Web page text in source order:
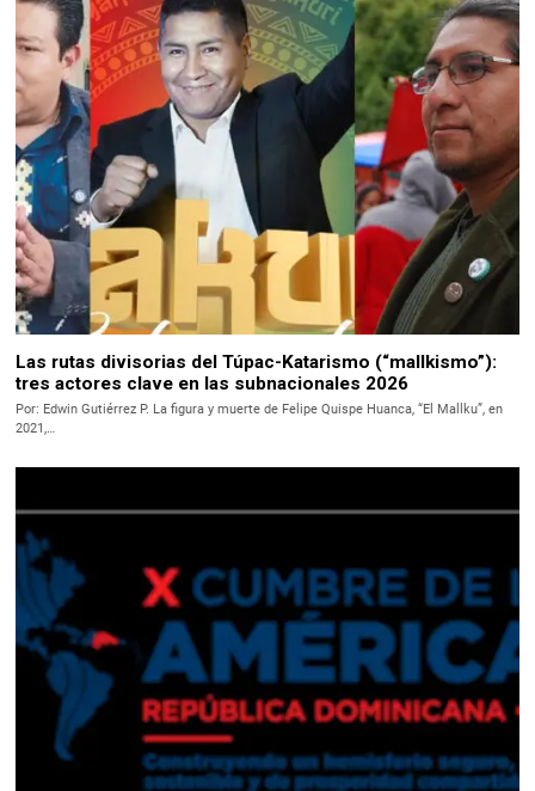
Las rutas divisorias del Túpac-Katarismo (“mallkismo”):
tres actores clave en las subnacionales 2026
Por: Edwin Gutiérrez P. La figura y muerte de Felipe Quispe Huanca, “El Mallku”, en
2021,…